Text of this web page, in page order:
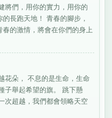
將們，用你的實力，用你的
長跑天地！ 青春的腳步，
的激情，將會在你們的身上
花朵， 不息的是生命，生命
子舉起希望的旗。 跳下懸
次超越，我們都會領略天空